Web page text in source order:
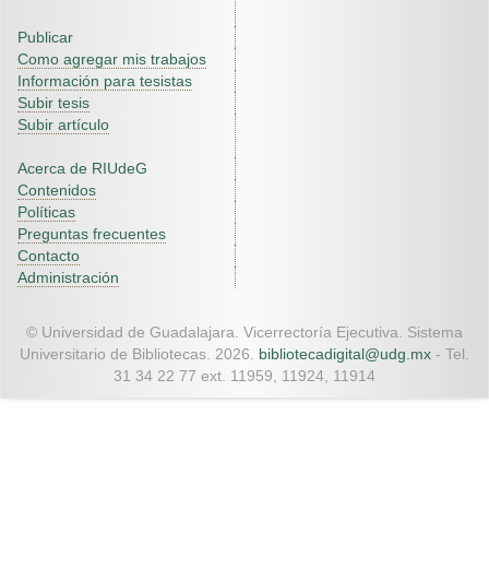
Publicar
Como agregar mis trabajos
Información para tesistas
Subir tesis
Subir artículo
Acerca de RIUdeG
Contenidos
Políticas
Preguntas frecuentes
Contacto
Administración
© Universidad de Guadalajara. Vicerrectoría Ejecutiva. Sistema
Universitario de Bibliotecas. 2026. bibliotecadigital@udg.mx - Tel.
31 34 22 77 ext. 11959, 11924, 11914